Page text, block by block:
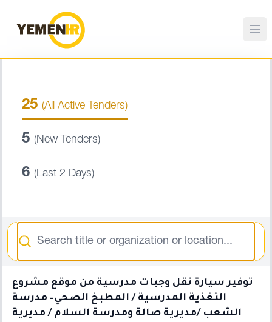
25 (All Active Tenders)
5 (New Tenders)
6 (Last 2 Days)
توفير سيارة نقل وجبات مدرسية من موقع مشروع
التغذية المدرسية / المطبخ الصحي– مدرسة
الشعب /مديرية صالة ومدرسة السلام / مديرية